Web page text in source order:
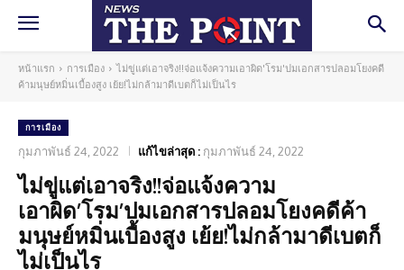
หน้าแรก การเมือง
ไม่ขู่แต่เอาจริง!!จ่อแจ้งความเอาผิด'โรม'ปมเอกสารปลอมโยงคดี
ค้ามนุษย์หมิ่นเบื้องสูง เย้ย!ไม่กล้ามาดีเบตก็ไม่เป็นไร
การเมือง
กุมภาพันธ์ 24, 2022 แก้ไขล่าสุด : กุมภาพันธ์ 24, 2022
ไม่ขู่แต่เอาจริง!!จ่อแจ้งความ
เอาผิด’โรม’ปมเอกสารปลอมโยงคดีค้า
มนุษย์หมิ่นเบื้องสูง เย้ย!ไม่กล้ามาดีเบตก็
ไม่เป็นไร